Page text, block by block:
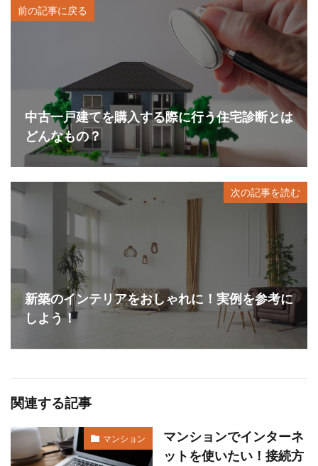
前の記事に戻る
中古一戸建てを購入する際に行う住宅診断とは
どんなもの？
次の記事を読む
新築のインテリアをおしゃれに！実例を参考に
しよう！
関連する記事
マンション
マンションでインターネ
ットを使いたい！接続方